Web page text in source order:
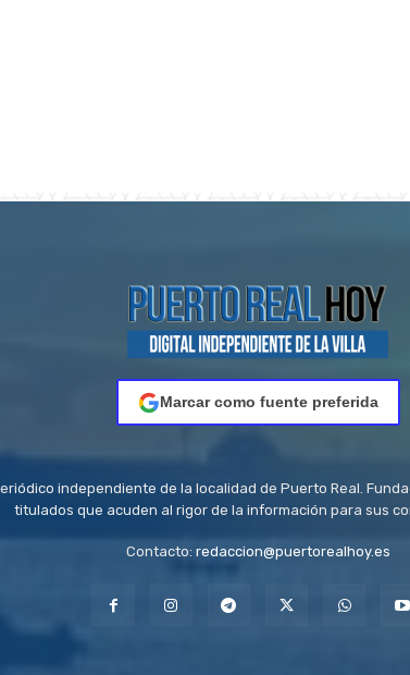
Marcar como fuente preferida
independiente de la localidad de Puerto Real.
titulados que acuden al rigor de la información para sus
Contacto: redaccion@puertorealhoy.es